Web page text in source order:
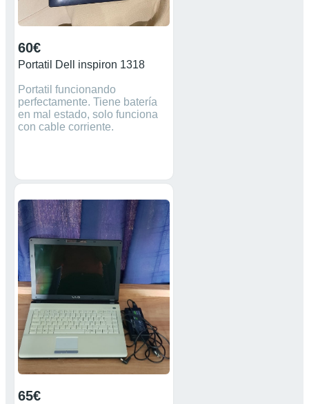
60€
Portatil Dell inspiron 1318
Portatil funcionando
perfectamente. Tiene batería
en mal estado, solo funciona
con cable corriente.
65€